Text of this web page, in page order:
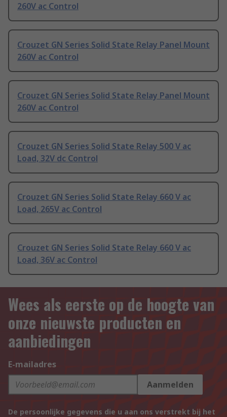
260V ac Control
Crouzet GN Series Solid State Relay Panel Mount
260V ac Control
Crouzet GN Series Solid State Relay Panel Mount
260V ac Control
Crouzet GN Series Solid State Relay 500 V ac
Load, 32V dc Control
Crouzet GN Series Solid State Relay 660 V ac
Load, 265V ac Control
Crouzet GN Series Solid State Relay 660 V ac
Load, 36V ac Control
Wees als eerste op de hoogte van
onze nieuwste producten en
aanbiedingen
E-mailadres
Aanmelden
De persoonlijke gegevens die u aan ons verstrekt bij het